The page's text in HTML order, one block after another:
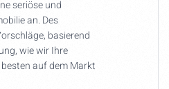
seriöse und
an. Des
basierend
wie wir Ihre
auf dem Markt